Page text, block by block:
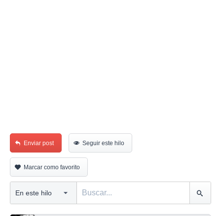
Enviar post Seguir este hilo
Marcar como favorito